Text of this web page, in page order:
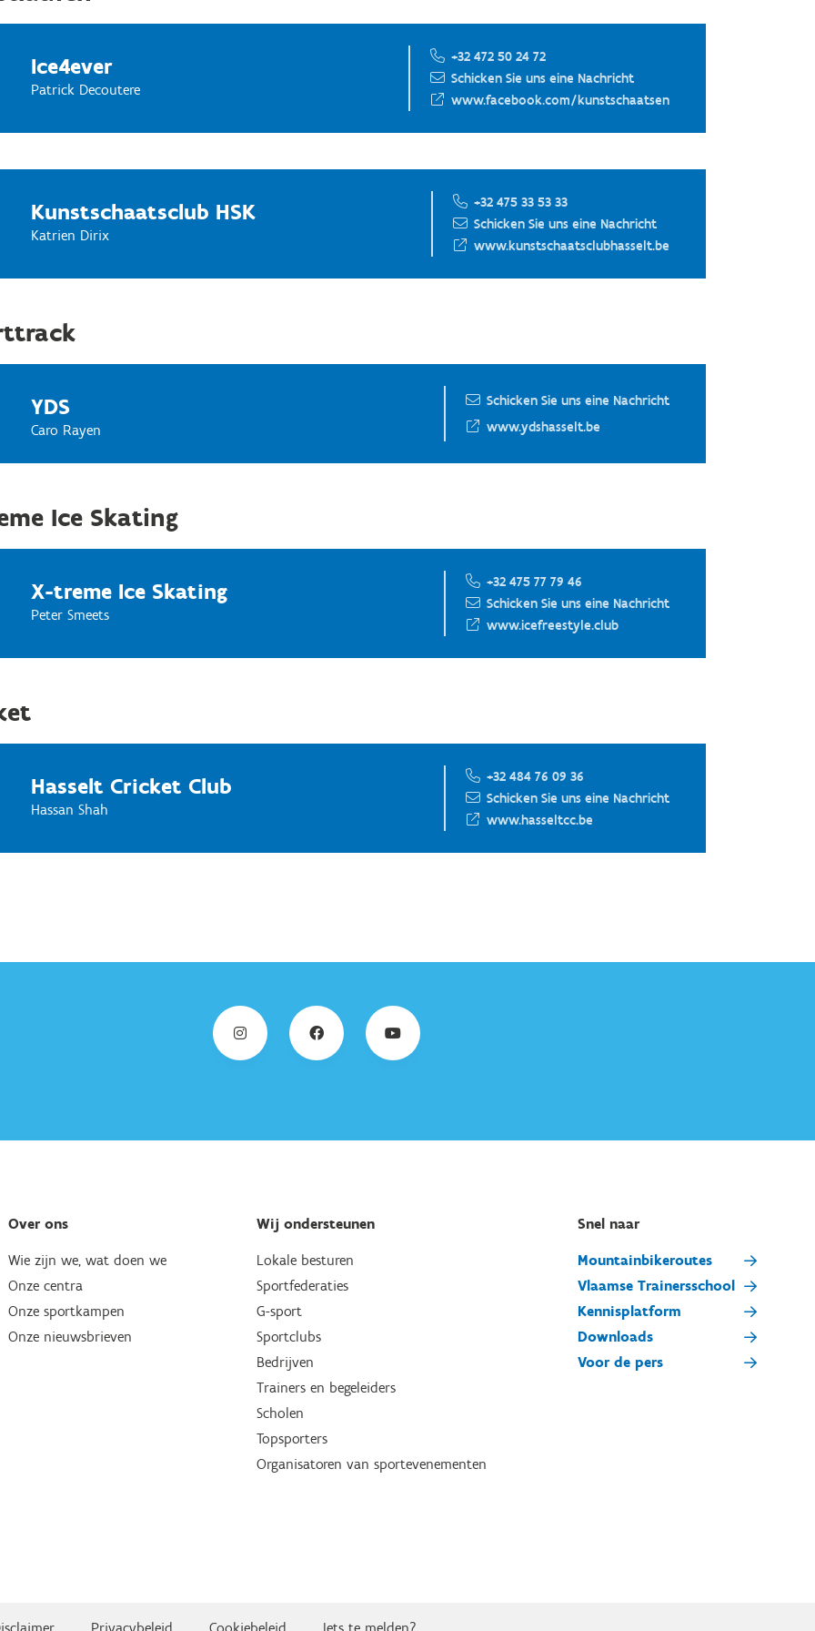
Ice4ever
Patrick Decoutere
+32 472 50 24 72
Schicken Sie uns eine Nachricht
www.facebook.com/kunstschaatsen
Kunstschaatsclub HSK
Katrien Dirix
+32 475 33 53 33
Schicken Sie uns eine Nachricht
www.kunstschaatsclubhasselt.be
YDS
Caro Rayen
Schicken Sie uns eine Nachricht
www.ydshasselt.be
Ice Skating
X-treme Ice Skating
Peter Smeets
+32 475 77 79 46
Schicken Sie uns eine Nachricht
www.icefreestyle.club
Hasselt Cricket Club
Hassan Shah
+32 484 76 09 36
Schicken Sie uns eine Nachricht
www.hasseltcc.be
Over ons
Wie zijn we, wat doen we
Onze centra
Onze sportkampen
Onze nieuwsbrieven
Wij ondersteunen
Lokale besturen
Sportfederaties
G-sport
Sportclubs
Bedrijven
Trainers en begeleiders
Scholen
Topsporters
Organisatoren van sportevenementen
Snel naar
Mountainbikeroutes
Vlaamse Trainersschool
Kennisplatform
Downloads
Voor de pers